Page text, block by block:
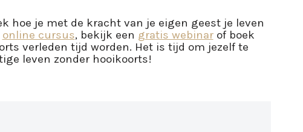
hoe je met de kracht van je eigen geest je leven
online cursus, bekijk een gratis webinarof boek
verleden tijd worden. Het is tijd om jezelf te
leven zonder hooikoorts!